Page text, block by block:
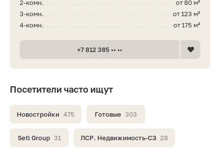
Посетители часто ищут
Новостройки 475 Готовые 303
Setl Group 31 ЛСР. Недвижимость-СЗ 28
от 80 м²
2-комн.
от 123 м²
3-комн.
от 175 м²
4-комн.
+7 812 385 •• ••